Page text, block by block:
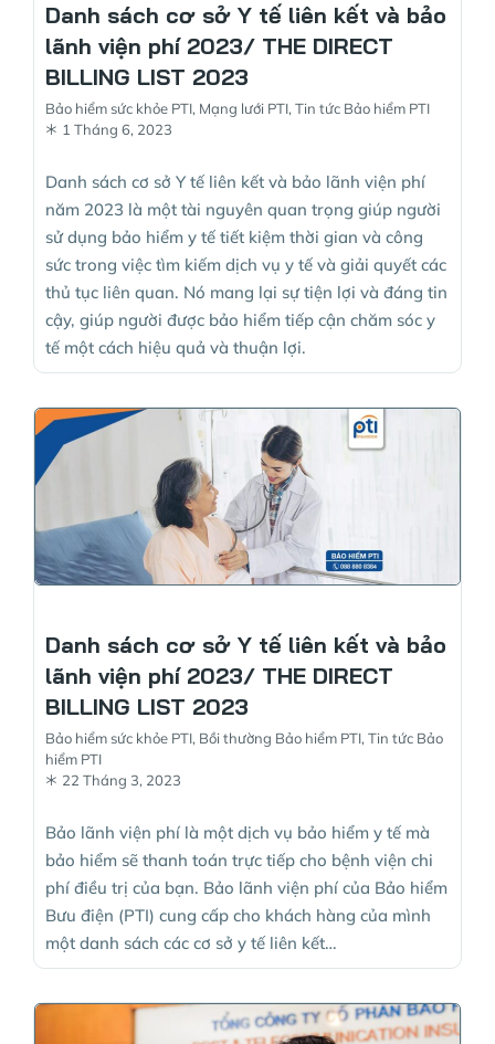
Danh sách cơ sở Y tế liên kết và bảo
lãnh viện phí 2023/ THE DIRECT
BILLING LIST 2023
Bảo hiểm sức khỏe PTI, Mạng lưới PTI, Tin tức Bảo hiểm PTI
1 Tháng 6, 2023
Danh sách cơ sở Y tế liên kết và bảo lãnh viện phí
năm 2023 là một tài nguyên quan trọng giúp người
sử dụng bảo hiểm y tế tiết kiệm thời gian và công
sức trong việc tìm kiếm dịch vụ y tế và giải quyết các
thủ tục liên quan. Nó mang lại sự tiện lợi và đáng tin
cậy, giúp người được bảo hiểm tiếp cận chăm sóc y
tế một cách hiệu quả và thuận lợi.
Danh sách cơ sở Y tế liên kết và bảo
lãnh viện phí 2023/ THE DIRECT
BILLING LIST 2023
Bảo hiểm sức khỏe PTI, Bồi thường Bảo hiểm PTI, Tin tức Bảo
hiểm PTI
22 Tháng 3, 2023
Bảo lãnh viện phí là một dịch vụ bảo hiểm y tế mà
bảo hiểm sẽ thanh toán trực tiếp cho bệnh viện chi
phí điều trị của bạn. Bảo lãnh viện phí của Bảo hiểm
Bưu điện (PTI) cung cấp cho khách hàng của mình
một danh sách các cơ sở y tế liên kết…